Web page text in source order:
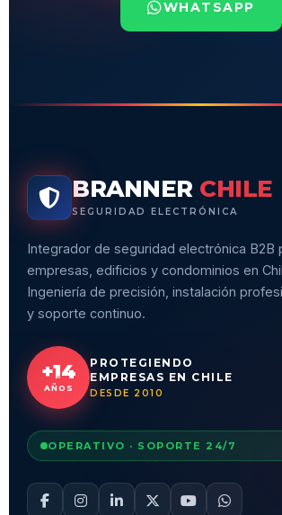
WHATSAPP
BRANNER CHILE
SEGURIDAD ELECTRÓNICA
Integrador de seguridad electrónica B2B
empresas, edificios y condominios en
Ingeniería de precisión, instalación
y soporte continuo.
+14
AÑOS
PROTEGIENDO
EMPRESAS EN CHILE
DESDE 2010
OPERATIVO · SOPORTE 24/7